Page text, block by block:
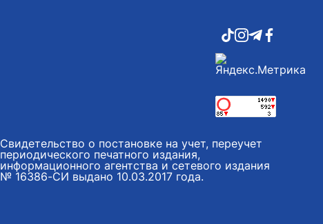
Свидетельство о постановке на учет, переучет
периодического печатного издания,
информационного агентства и сетевого издания
№ 16386-СИ выдано 10.03.2017 года.